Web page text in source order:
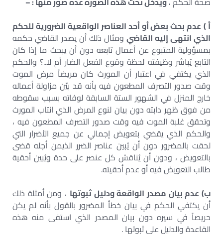
أ‌ ) عدم بحث بعض أو أحد العناصر الواقعية الضرورية للحكم
الذي انتهى إليه القاضي ومثال ذلك أن يصدر القاضي حكمه
بمسؤولية المتبوع عن أعمال تابعه دون أن يبحث ما إذا كان
التابع يُباشر وظيفته لحظة وقوع الفعل الضار أم لا..؟ والحكم
الذي يكتفي في اعتبار أن المورث كان مريضاً مرض الموت
وقت صدور التصرف المطعون فيه بأنه قد بيّن مزاولة أعماله
خارج المنزل في الشهور الستة السابقة لوفاته بسبب سقوطه
من فوق ظهر دابته دون بيان لنوع المرض الذي انتاب المورث
وتحقق غلبة الموت فيه وقت صدور التصرف المطعون فيه ،
والحكم الذي يقضي بتعويض إجمالي عن جميع الأضرار التي
لحقت بالمضرور دون أن يُبين عناصر الضرر الذيمن أجله قضى
بالتعويض ، ودون أن يُناقش كل عنصر على حدة ويُبين أحقية
طالب التعويض فيه أو عدم أحقيته.
ب‌) عدم بيان مصدر الواقعة ودليل ثبوتها ، ومن أمثلة ذلك
أن يكتفي الحكم في بيان خطأ المضرور بالقول بأنه لم يكن
حريصاً في سيره دون بيان المصدر الذي استفى منه هذه
القاعدة والدليل على ثبوتها .